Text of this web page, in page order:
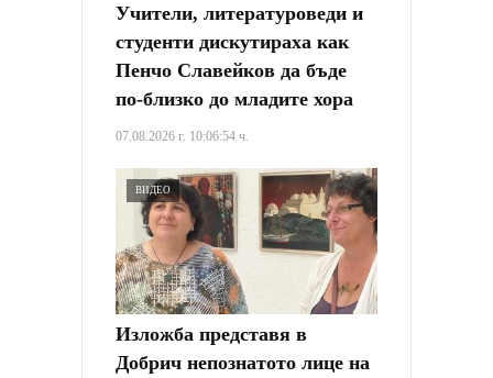
Учители, литературоведи и
студенти дискутираха как
Пенчо Славейков да бъде
по-близко до младите хора
07.08.2026 г. 10:06:54 ч.
ВИДЕО
Изложба представя в
Добрич непознатото лице на